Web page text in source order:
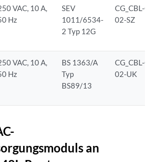
VAC, 10 A,
Hz
SEV
1011/6534-
2 Typ 12G
CG_CBL-
02-SZ
VAC, 10 A,
Hz
BS 1363/A
Typ
BS89/13
CG_CBL-
02-UK
an